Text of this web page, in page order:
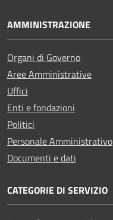
AMMINISTRAZIONE
Organi di Governo
Aree Amministrative
Uffici
Enti e fondazioni
Politici
Personale Amministrativo
Documenti e dati
CATEGORIE DI SERVIZIO